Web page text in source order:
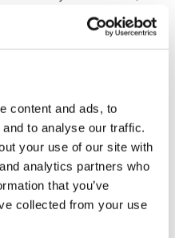
content and ads, to
to analyse our traffic.
your use of our site with
analytics partners who
that you’ve
collected from your use
og bransjeleder
sjømat
næring
som et viktig
og næringsaktører.
sin kompetanse, sitt
til å samle inn
sørge for at resultatene
for næringen.